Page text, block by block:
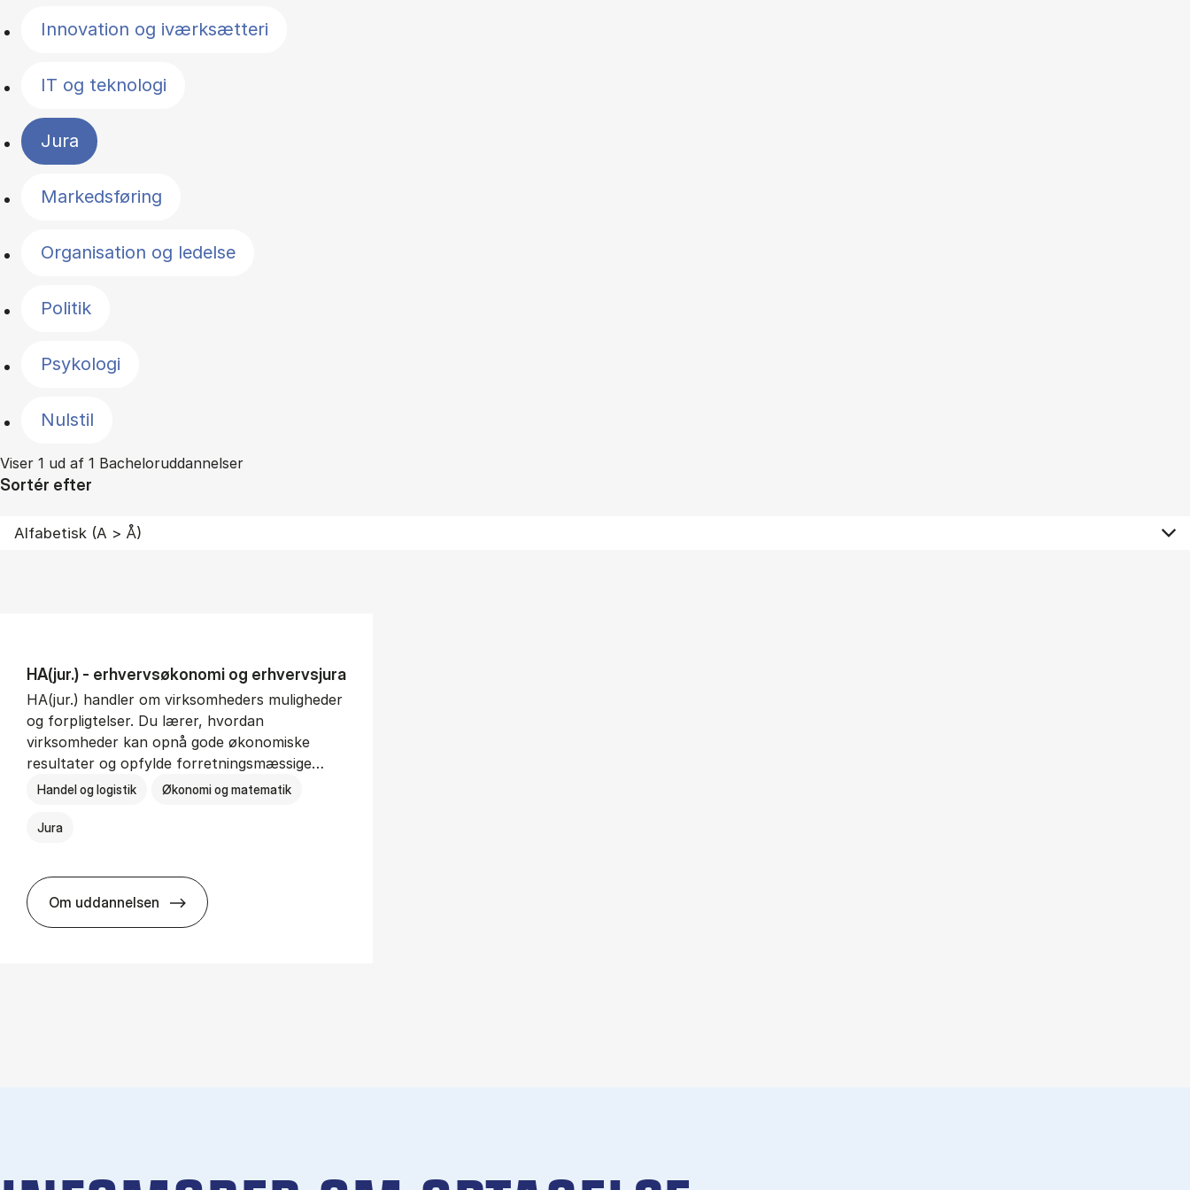
Innovation og iværksætteri
IT og teknologi
Jura
Markedsføring
Organisation og ledelse
Politik
Psykologi
Nulstil
Viser 1 ud af 1 Bacheloruddannelser
Sortér efter
HA(jur.) - erhvervs­økonomi og erhvervs­jura
HA(jur.) handler om virksomheders muligheder
og forpligtelser. Du lærer, hvordan
virksomheder kan opnå gode økonomiske
resultater og opfylde forretningsmæssige…
Handel og logistik Økonomi og matematik
Jura
Om uddannelsen
HA(jur.) - erhvervs­økonomi og erhvervs­jura